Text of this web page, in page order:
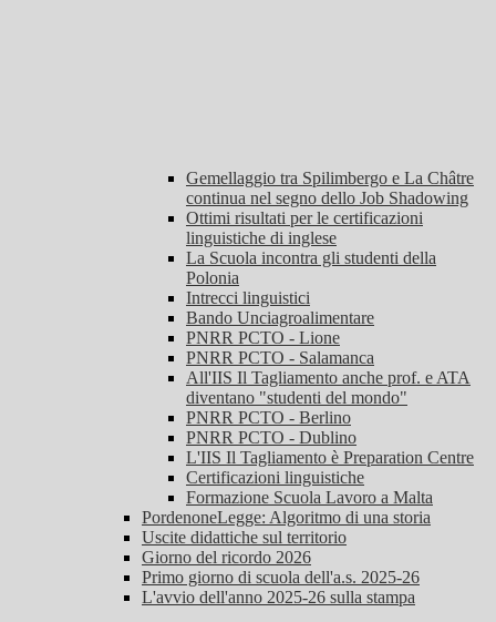
Gemellaggio tra Spilimbergo e La Châtre
continua nel segno dello Job Shadowing
Ottimi risultati per le certificazioni
linguistiche di inglese
La Scuola incontra gli studenti della
Polonia
Intrecci linguistici
Bando Unciagroalimentare
PNRR PCTO - Lione
PNRR PCTO - Salamanca
All'IIS Il Tagliamento anche prof. e ATA
diventano "studenti del mondo"
PNRR PCTO - Berlino
PNRR PCTO - Dublino
L'IIS Il Tagliamento è Preparation Centre
Certificazioni linguistiche
Formazione Scuola Lavoro a Malta
PordenoneLegge: Algoritmo di una storia
Uscite didattiche sul territorio
Giorno del ricordo 2026
Primo giorno di scuola dell'a.s. 2025-26
L'avvio dell'anno 2025-26 sulla stampa